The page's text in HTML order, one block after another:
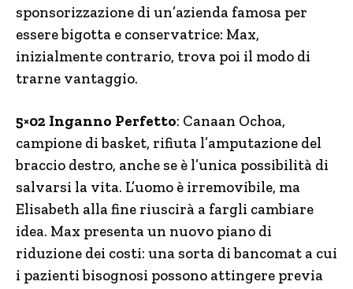
sponsorizzazione di un’azienda famosa per
essere bigotta e conservatrice: Max,
inizialmente contrario, trova poi il modo di
trarne vantaggio.
5×02 Inganno Perfetto: Canaan Ochoa,
campione di basket, rifiuta l’amputazione del
braccio destro, anche se è l’unica possibilità di
salvarsi la vita. L’uomo è irremovibile, ma
Elisabeth alla fine riuscirà a fargli cambiare
idea. Max presenta un nuovo piano di
riduzione dei costi: una sorta di bancomat a cui
i pazienti bisognosi possono attingere previa